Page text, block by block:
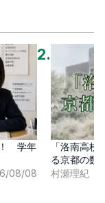
！ 学年
08/08
2.
「洛南高
る京都の数
村瀬理紀